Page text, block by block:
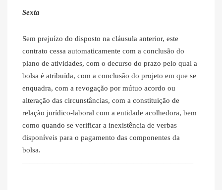
Sexta
Sem prejuízo do disposto na cláusula anterior, este
contrato cessa automaticamente com a conclusão do
plano de atividades, com o decurso do prazo pelo qual a
bolsa é atribuída, com a conclusão do projeto em que se
enquadra, com a revogação por mútuo acordo ou
alteração das circunstâncias, com a constituição de
relação jurídico-laboral com a entidade acolhedora, bem
como quando se verificar a inexistência de verbas
disponíveis para o pagamento das componentes da
bolsa.
———————————————————————